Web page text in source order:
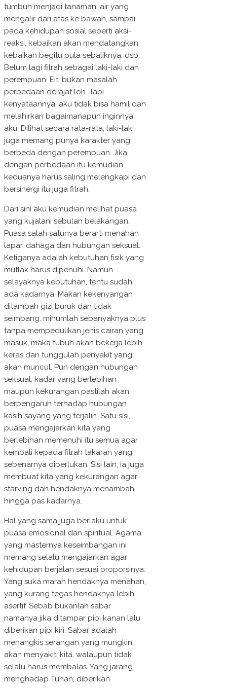
tumbuh menjadi tanaman, air yang
mengalir dari atas ke bawah, sampai
pada kehidupan sosial seperti aksi-
reaksi, kebaikan akan mendatangkan
kebaikan begitu pula sebaliknya, dsb.
Belum lagi fitrah sebagai laki-laki dan
perempuan. Eit, bukan masalah
perbedaan derajat loh. Tapi
kenyataannya, aku tidak bisa hamil dan
melahirkan bagaimanapun inginnya
aku. Dilihat secara rata-rata, laki-laki
juga memang punya karakter yang
berbeda dengan perempuan. Jika
dengan perbedaan itu kemudian
keduanya harus saling melengkapi dan
bersinergi itu juga fitrah.
Dari sini aku kemudian melihat puasa
yang kujalani sebulan belakangan.
Puasa salah satunya berarti menahan
lapar, dahaga dan hubungan seksual.
Ketiganya adalah kebutuhan fisik yang
mutlak harus dipenuhi. Namun
selayaknya kebutuhan, tentu sudah
ada kadarnya. Makan kekenyangan
ditambah gizi buruk dan tidak
seimbang, minumlah sebanyaknya plus
tanpa mempedulikan jenis cairan yang
masuk, maka tubuh akan bekerja lebih
keras dan tunggulah penyakit yang
akan muncul. Pun dengan hubungan
seksual, kadar yang berlebihan
maupun kekurangan pastilah akan
berpengaruh terhadap hubungan
kasih sayang yang terjalin. Satu sisi,
puasa mengajarkan kita yang
berlebihan memenuhi itu semua agar
kembali kepada fitrah takaran yang
sebenarnya diperlukan. Sisi lain, ia juga
membuat kita yang kekurangan agar
starving dan hendaknya menambah
hingga pas kadarnya.
Hal yang sama juga berlaku untuk
puasa emosional dan spiritual. Agama
yang masternya keseimbangan ini
memang selalu mengajarkan agar
kehidupan berjalan sesuai proporsinya.
Yang suka marah hendaknya menahan,
yang kurang tegas hendaknya lebih
asertif. Sebab bukanlah sabar
namanya jika ditampar pipi kanan lalu
diberikan pipi kiri. Sabar adalah
menangkis serangan yang mungkin
akan menyakiti kita, walaupun tidak
selalu harus membalas. Yang jarang
menghadap Tuhan, diberikan